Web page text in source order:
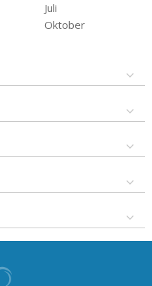
Juli
Oktober